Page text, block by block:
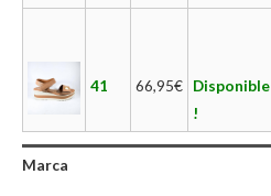
41 66,95€ Disponible
!
Marca